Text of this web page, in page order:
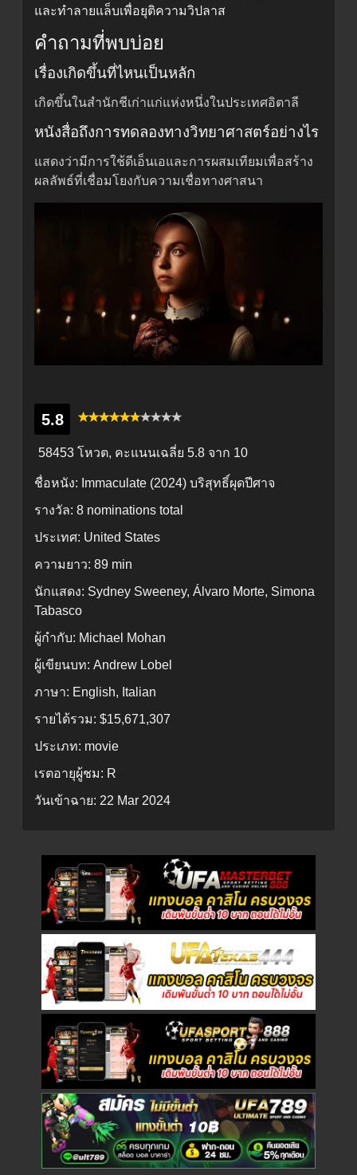
และทำลายแล็บเพื่อยุติความวิปลาส
คำถามที่พบบ่อย
เรื่องเกิดขึ้นที่ไหนเป็นหลัก
เกิดขึ้นในสำนักชีเก่าแก่แห่งหนึ่งในประเทศอิตาลี
หนังสื่อถึงการทดลองทางวิทยาศาสตร์อย่างไร
แสดงว่ามีการใช้ดีเอ็นเอและการผสมเทียมเพื่อสร้าง
ผลลัพธ์ที่เชื่อมโยงกับความเชื่อทางศาสนา
5.8
58453 โหวต, คะแนนเฉลี่ย 5.8 จาก 10
ชื่อหนัง: Immaculate (2024) บริสุทธิ์ผุดปีศาจ
รางวัล: 8 nominations total
ประเทศ: United States
ความยาว: 89 min
นักแสดง: Sydney Sweeney, Álvaro Morte, Simona
Tabasco
ผู้กำกับ: Michael Mohan
ผู้เขียนบท: Andrew Lobel
ภาษา: English, Italian
รายได้รวม: $15,671,307
ประเภท: movie
เรตอายุผู้ชม: R
วันเข้าฉาย: 22 Mar 2024